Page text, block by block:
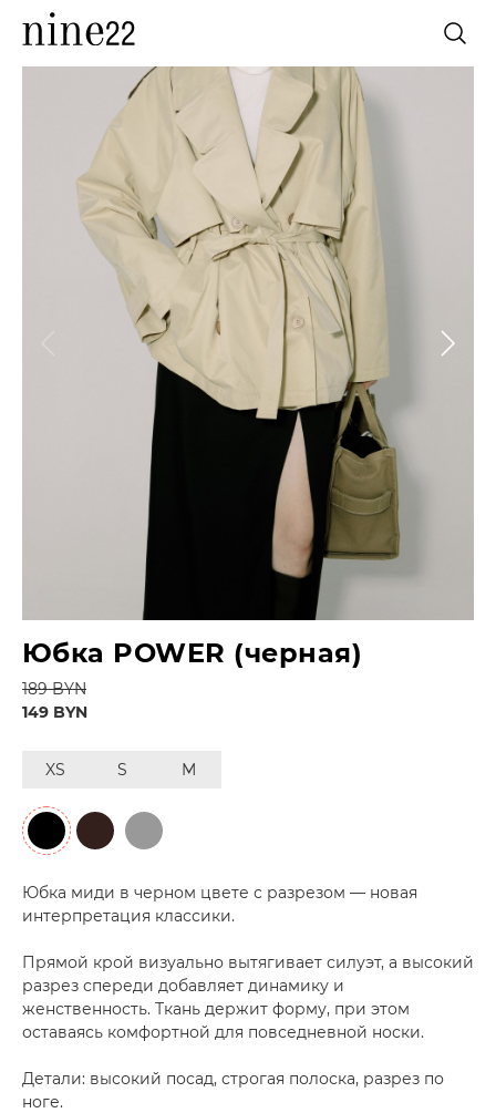
Юбка POWER (черная)
189 BYN
149 BYN
XS S M
Юбка миди в черном цвете с разрезом — новая
интерпретация классики.
Прямой крой визуально вытягивает силуэт, а высокий
разрез спереди добавляет динамику и
женственность. Ткань держит форму, при этом
оставаясь комфортной для повседневной носки.
Детали: высокий посад, строгая полоска, разрез по
ноге.